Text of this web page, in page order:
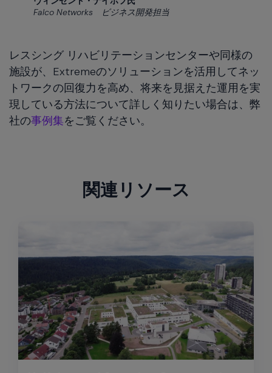
Falco Networks ビジネス開発担当
レスシング リハビリテーションセンターや同様の
施設が、Extremeのソリューションを活用してネッ
トワークの回復力を高め、将来を見据えた運用を実
現している方法について詳しく知りたい場合は、弊
社の事例集をご覧ください。
関連リソース